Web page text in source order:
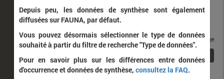
Rang taxonomique :
Affichage de1à 1sur1
taxons / page
Depuis peu, les données de synthèse sont également
diffusées sur FAUNA, par défaut.
Vous pouvez désormais sélectionner le type de données
souhaité à partir du filtre de recherche "Type de données".
Pour en savoir plus sur les différences entre données
d'occurrence et données de synthèse, consultez la FAQ.